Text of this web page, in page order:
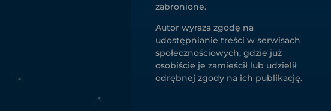
zabronione.
Autor wyraża zgodę na
udostępnianie treści w serwisach
społecznościowych, gdzie już
osobiście je zamieścił lub udzielił
odrębnej zgody na ich publikację.